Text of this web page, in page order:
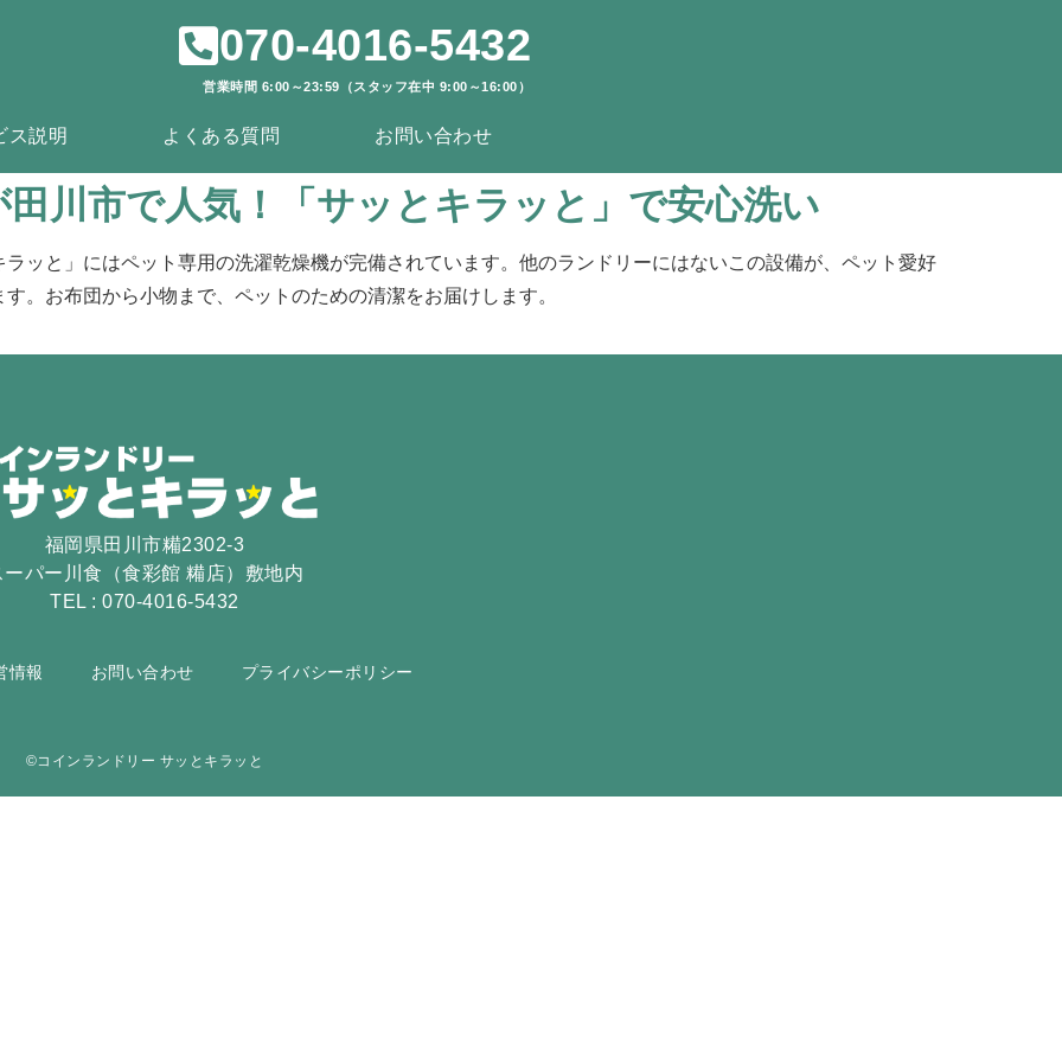
070-4016-5432
営業時間 6:00～23:59（スタッフ在中 9:00～16:00）
ス説明 よくある質問 お問い合わせ
川市で人気！「サッとキラッと」で安心洗い
ッと」にはペット専用の洗濯乾燥機が完備されています。他のランドリーにはないこの設備が、ペット愛好
。お布団から小物まで、ペットのための清潔をお届けします。
福岡県田川市糒2302-3
ーパー川食（食彩館 糒店）敷地内
TEL : 070-4016-5432
情報 お問い合わせ プライバシーポリシー
©︎コインランドリー サッとキラッと